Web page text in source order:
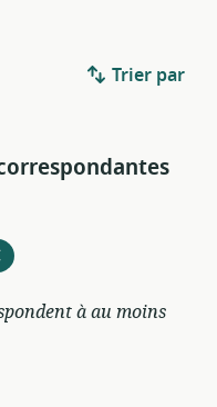
Trier par
à au moins